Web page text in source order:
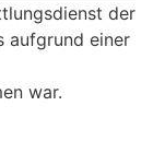
der
aufgrund einer
war.